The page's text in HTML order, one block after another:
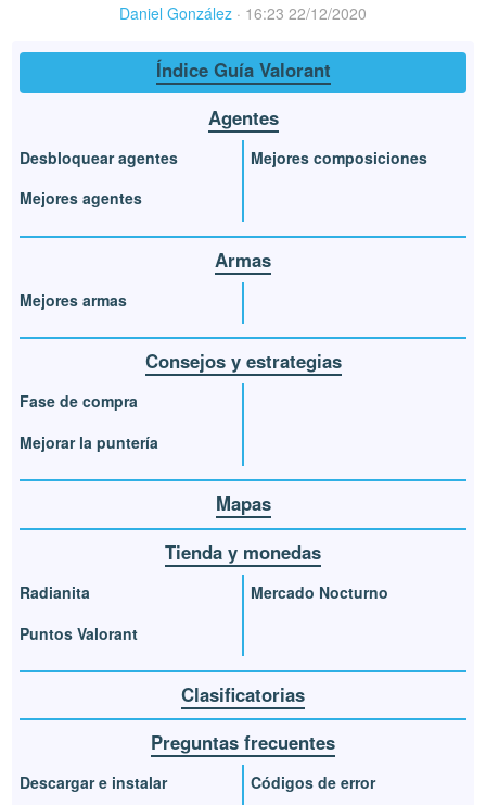
Daniel González · 16:23 22/12/2020
Índice Guía Valorant
Agentes
Desbloquear agentes
Mejores agentes
Mejores composiciones
Armas
Mejores armas
Consejos y estrategias
Fase de compra
Mejorar la puntería
Mapas
Tienda y monedas
Radianita
Puntos Valorant
Mercado Nocturno
Clasificatorias
Preguntas frecuentes
Descargar e instalar
Códigos de error